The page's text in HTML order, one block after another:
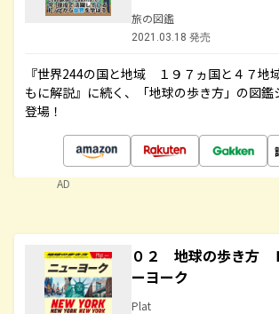
旅の図鑑
2021.03.18 発売
『世界244の国と地域 １９７ヵ国と４７地
もに解説』に続く、「地球の歩き方」の図鑑
登場！
AD
０２ 地球の歩き方
ーヨーク
Plat